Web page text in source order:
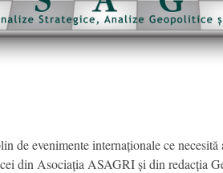
de evenimente internaționale ce
din Asociația ASAGRI și din redacția